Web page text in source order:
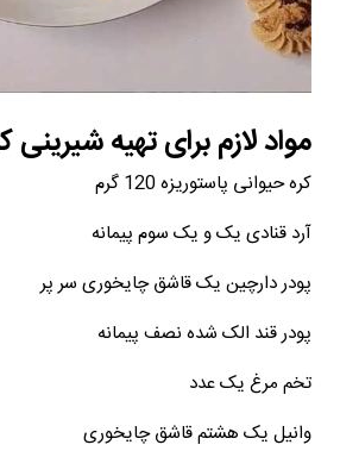
مواد لازم برای تهیه شیرینی
کره حیوانی پاستوریزه 120 گرم
آرد قنادی یک و یک سوم پیمانه
پودر دارچین یک قاشق چایخوری سر پر
پودر قند الک شده نصف پیمانه
تخم مرغ یک عدد
وانیل یک هشتم قاشق چایخوری